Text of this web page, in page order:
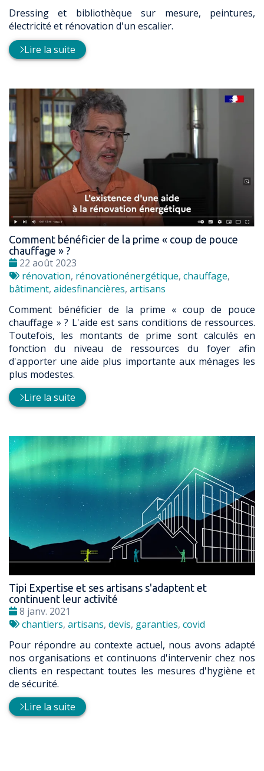
Dressing et bibliothèque sur mesure, peintures,
électricité et rénovation d'un escalier.
Lire la suite
Comment bénéficier de la prime « coup de pouce
chauffage » ?
Date
:
22 août 2023
Tags
:
rénovation, rénovationénergétique, chauffage,
bâtiment, aidesfinancières, artisans
Comment bénéficier de la prime « coup de pouce
chauffage » ? L'aide est sans conditions de ressources.
Toutefois, les montants de prime sont calculés en
fonction du niveau de ressources du foyer afin
d'apporter une aide plus importante aux ménages les
plus modestes.
Lire la suite
Tipi Expertise et ses artisans s'adaptent et
continuent leur activité
Date
:
8 janv. 2021
Tags
chantiers, artisans, devis, garanties, covid
Pour répondre au contexte actuel, nous avons adapté
nos organisations et continuons d'intervenir chez nos
clients en respectant toutes les mesures d'hygiène et
de sécurité.
Lire la suite